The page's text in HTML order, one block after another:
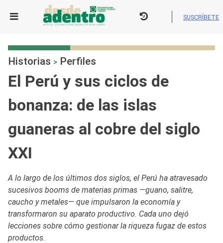
SUSCRÍBETE
Historias > Perfiles
El Perú y sus ciclos de
bonanza: de las islas
guaneras al cobre del siglo
XXI
A lo largo de los últimos dos siglos, el Perú ha atravesado
sucesivos booms de materias primas —guano, salitre,
caucho y metales— que impulsaron la economía y
transformaron su aparato productivo. Cada uno dejó
lecciones sobre cómo gestionar la riqueza fugaz de estos
productos.